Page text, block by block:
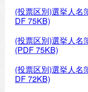
(投票区別)選挙人名
DF 75KB)
(投票区別)選挙人名
(PDF 75KB)
(投票区別)選挙人名
DF 72KB)